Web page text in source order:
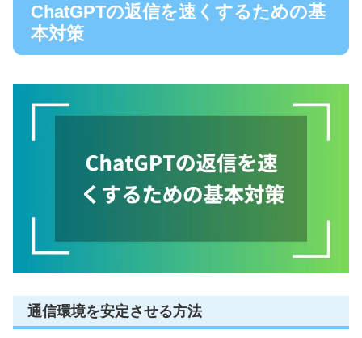
ChatGPTの返信を速くするための基
本対策
通信環境を安定させる方法